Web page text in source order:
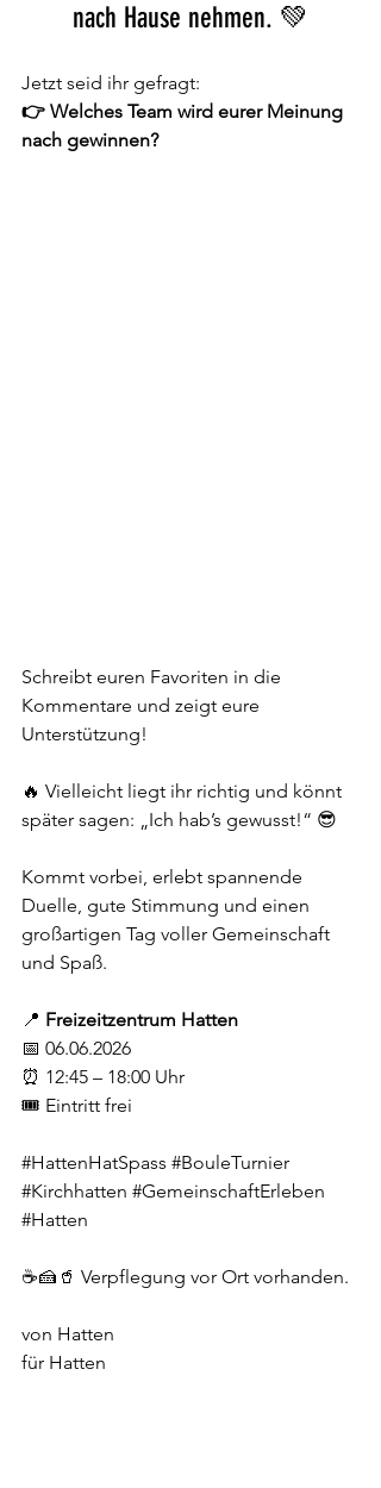
nach Hause nehmen. 💚
Jetzt seid ihr gefragt:
👉 Welches Team wird eurer Meinung
nach gewinnen?
Schreibt euren Favoriten in die
Kommentare und zeigt eure
Unterstützung!
🔥 Vielleicht liegt ihr richtig und könnt
später sagen: „Ich hab’s gewusst!“ 😎
Kommt vorbei, erlebt spannende
Duelle, gute Stimmung und einen
großartigen Tag voller Gemeinschaft
und Spaß.
📍 Freizeitzentrum Hatten
📅 06.06.2026
⏰ 12:45 – 18:00 Uhr
🎟️ Eintritt frei
#HattenHatSpass #BouleTurnier
#Kirchhatten #GemeinschaftErleben
#Hatten
☕🍰🥤 Verpflegung vor Ort vorhanden.
von Hatten
für Hatten